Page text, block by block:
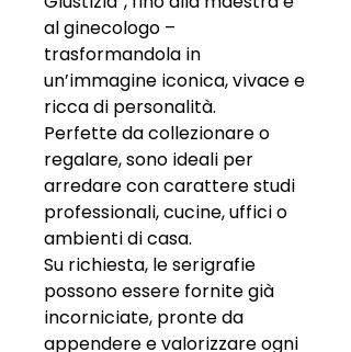
al ginecologo –
trasformandola in
un’immagine iconica, vivace e
ricca di personalità.
Perfette da collezionare o
regalare, sono ideali per
arredare con carattere studi
professionali, cucine, uffici o
ambienti di casa.
Su richiesta, le serigrafie
possono essere fornite già
incorniciate, pronte da
appendere e valorizzare ogni